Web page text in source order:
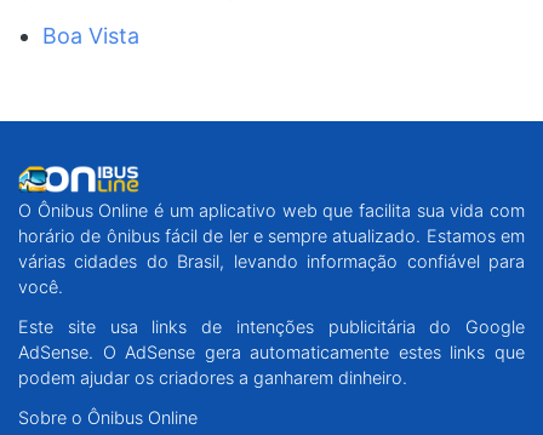
Boa Vista
O Ônibus Online é um aplicativo web que facilita sua vida com
horário de ônibus fácil de ler e sempre atualizado. Estamos em
várias cidades do Brasil, levando informação confiável para
você.
Este site usa links de intenções publicitária do Google
AdSense. O AdSense gera automaticamente estes links que
podem ajudar os criadores a ganharem dinheiro.
Sobre o Ônibus Online